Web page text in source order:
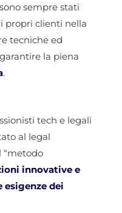
sempre stati
propri clienti nella
tecniche ed
la piena
.
tech e legali
al legal
innovative e
esigenze dei